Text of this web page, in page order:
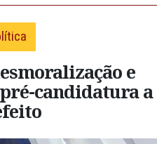
e
candidatura a